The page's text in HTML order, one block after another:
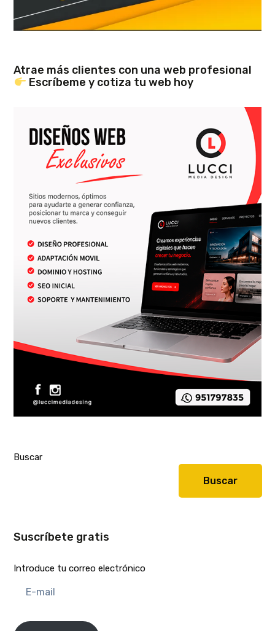
Atrae más clientes con una web profesional
Escríbeme y cotiza tu web hoy
Buscar
Buscar
Suscríbete gratis
Introduce tu correo electrónico
mail